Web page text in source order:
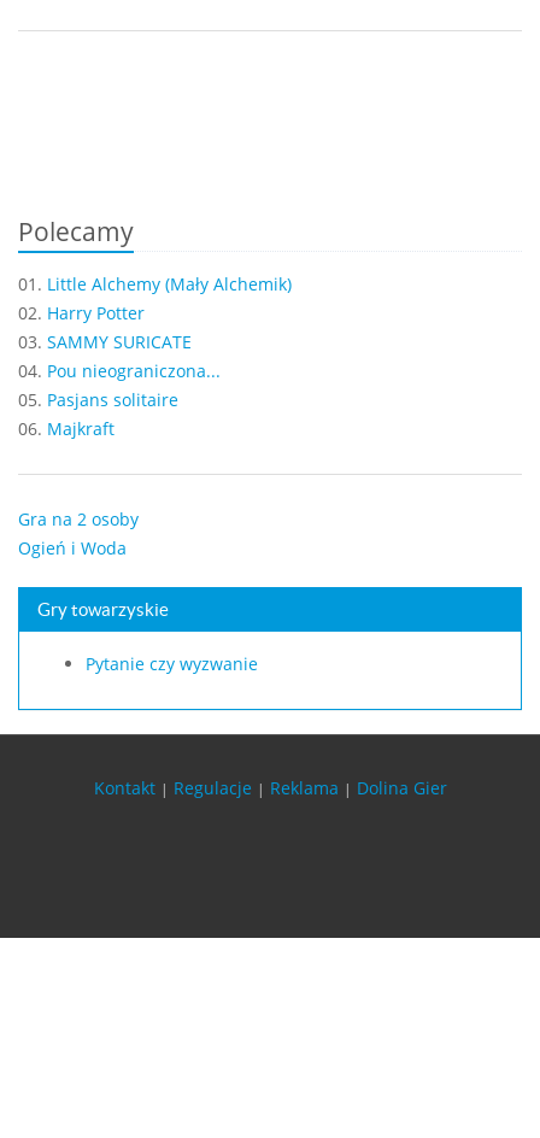
Polecamy
01. Little Alchemy (Mały Alchemik)
02. Harry Potter
03. SAMMY SURICATE
04. Pou nieograniczona...
05. Pasjans solitaire
06. Majkraft
Gra na 2 osoby
Ogień i Woda
Gry towarzyskie
Pytanie czy wyzwanie
Kontakt | Regulacje | Reklama | Dolina Gier